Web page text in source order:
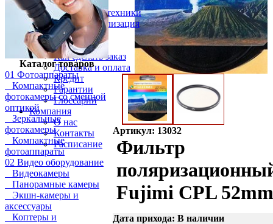
Прокат фототехники
Выкуп и реализация
Покупателям
Акции
Как сделать заказ
Доставка и оплата
Кредит
Гарантии
Глоссарий
Компания
О нас
Контакты
Расписание
Каталог товаров
01 Фотоаппараты
Компактные
фотокамеры со сменной
оптикой
Зеркальные
фотокамеры
Компактные
фотоаппараты
02 Видео оборудование
Видеокамеры
Панорамные камеры
Экшн-камеры и
аксессуары
Коптеры и
Артикул: 13032
Фильтр
Fujimi CPL
Дата прихода: В наличии